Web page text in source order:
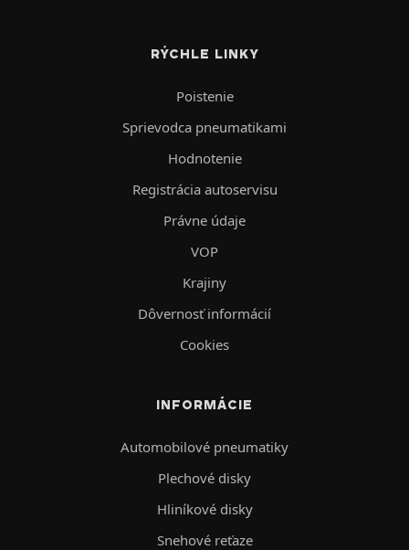
RÝCHLE LINKY
Poistenie
Sprievodca pneumatikami
Hodnotenie
Registrácia autoservisu
Právne údaje
VOP
Krajiny
Dôvernosť informácií
Cookies
INFORMÁCIE
Automobilové pneumatiky
Plechové disky
Hliníkové disky
Snehové reťaze